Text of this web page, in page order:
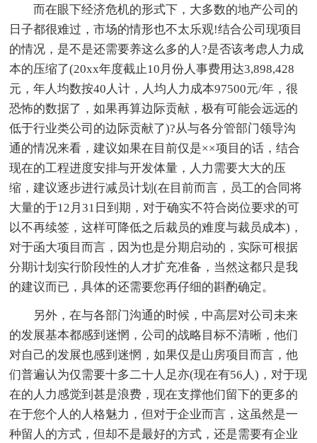
而在眼下经济危机的形式下，大多数的地产公司的
日子都很难过，市场的情形也不太乐观!结合公司现项目
的情况，是不是还需要养这么多的人?是否该考虑人力成
本的压缩了(20xx年度截止10月份人事费用达3,898,428
元，年人均数按40人计，人均人力成本97500元/年，很
恐怖的数据了，如果再算边际贡献，极有可能会远远的
低于行业类公司的边际贡献了)?从与各分管部门领导沟
通的情况来看，建议如果在目前仅是××项目的话，结合
现在的工程进度安排与开发体量，人力需要大大的压
缩，建议逐步进行减员计划(在目前而言，员工的合同将
大量的于12月31日到期，对于确实不符合岗位要求的可
以不再续签，这样可降低之后裁员的难度与裁员成本)，
对于函大项目而言，因为也是分期启动的，实际可根据
分期计划实行阶段性的人才扩充准备，当然这都只是我
的建议而已，具体的还需要您再仔细的斟酌确定。
另外，在与各部门沟通的时候，中高层对公司未来
的发展基本都感到迷惘，公司的战略目标不清晰，他们
对自己的发展也感到迷惘，如果仅是山房项目而言，他
们普遍认为仅需要十多二十人足亦(现在有56人)，对于现
在的人力感觉到甚是浪费，现在支撑他们留下的更多的
在于您个人的人格魅力，但对于企业而言，这虽然是一
种留人的方式，但却不是最好的方式，还是需要有企业